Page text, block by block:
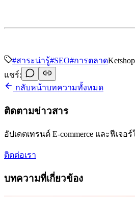
#สาระน่ารู้#SEO#การตลาด
แชร์:
กลับหน้าบทความทั้งหมด
ติดตามข่าวสาร
อัปเดตเทรนด์ E-commerce และฟีเจอ
ติดต่อเรา
บทความที่เกี่ยวข้อง